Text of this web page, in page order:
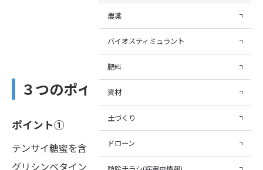
３つのポイント
ポイント①
テンサイ糖蜜を含有しているため、
グリシンベタイン等の有用成分が低温障害を軽減しま
農薬
バイオスティミュラント
肥料
資材
土づくり
ドローン